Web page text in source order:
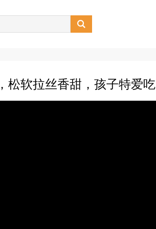

松软拉丝香甜，孩子特爱吃